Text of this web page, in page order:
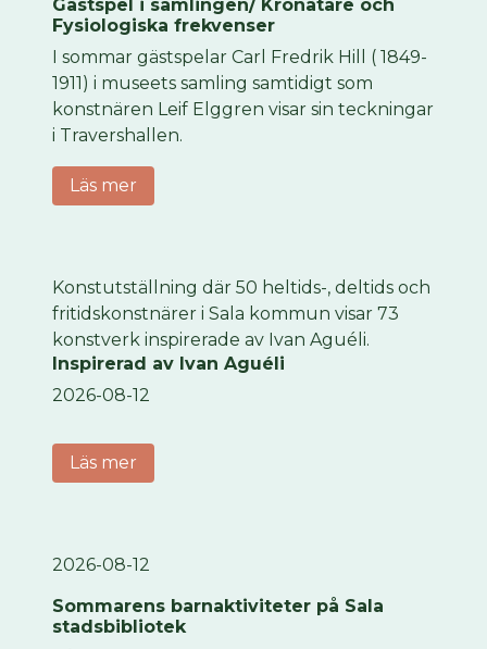
Gästspel i samlingen/ Kronätare och
Fysiologiska frekvenser
I sommar gästspelar Carl Fredrik Hill ( 1849-
1911) i museets samling samtidigt som
konstnären Leif Elggren visar sin teckningar
i Travershallen.
Läs mer
2026-08-12
Inspirerad av Ivan Aguéli
Konstutställning där 50 heltids-, deltids och
fritidskonstnärer i Sala kommun visar 73
konstverk inspirerade av Ivan Aguéli.
Läs mer
2026-08-12
Sommarens barnaktiviteter på Sala
stadsbibliotek